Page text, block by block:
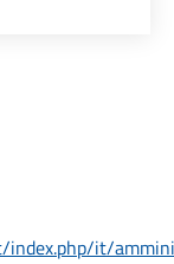
index.php/it/